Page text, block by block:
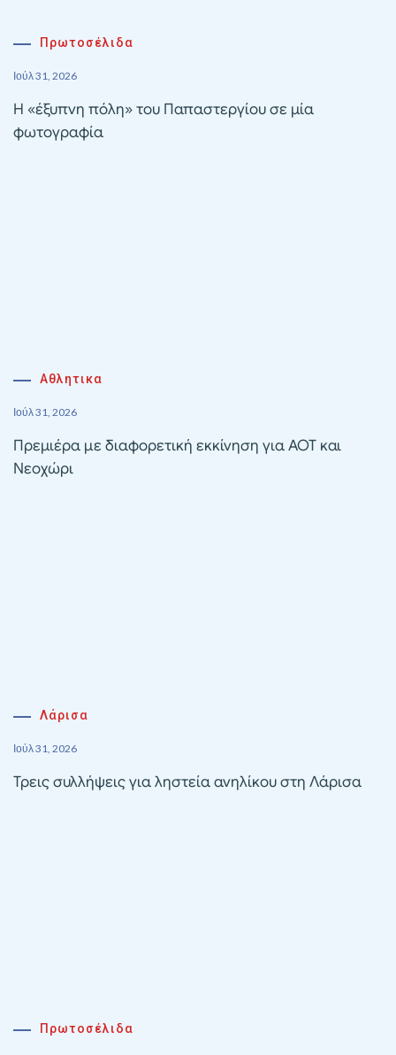
Πρωτοσέλιδα
Ιούλ 31, 2026
Η «έξυπνη πόλη» του Παπαστεργίου σε μία
φωτογραφία
Αθλητικα
Ιούλ 31, 2026
Πρεμιέρα με διαφορετική εκκίνηση για ΑΟΤ και
Νεοχώρι
Λάρισα
Ιούλ 31, 2026
Τρεις συλλήψεις για ληστεία ανηλίκου στη Λάρισα
Πρωτοσέλιδα